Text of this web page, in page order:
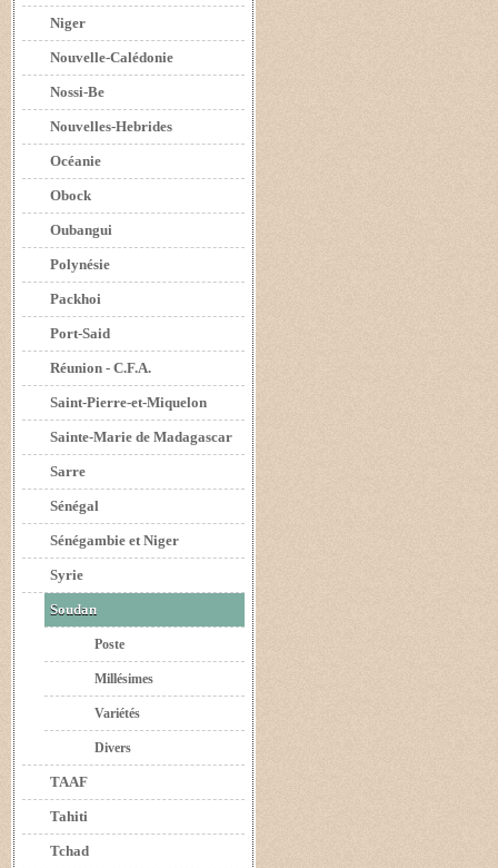
Niger
Nouvelle-Calédonie
Nossi-Be
Nouvelles-Hebrides
Océanie
Obock
Oubangui
Polynésie
Packhoi
Port-Said
Réunion - C.F.A.
Saint-Pierre-et-Miquelon
Sainte-Marie de Madagascar
Sarre
Sénégal
Sénégambie et Niger
Syrie
Soudan
Poste
Millésimes
Variétés
Divers
TAAF
Tahiti
Tchad